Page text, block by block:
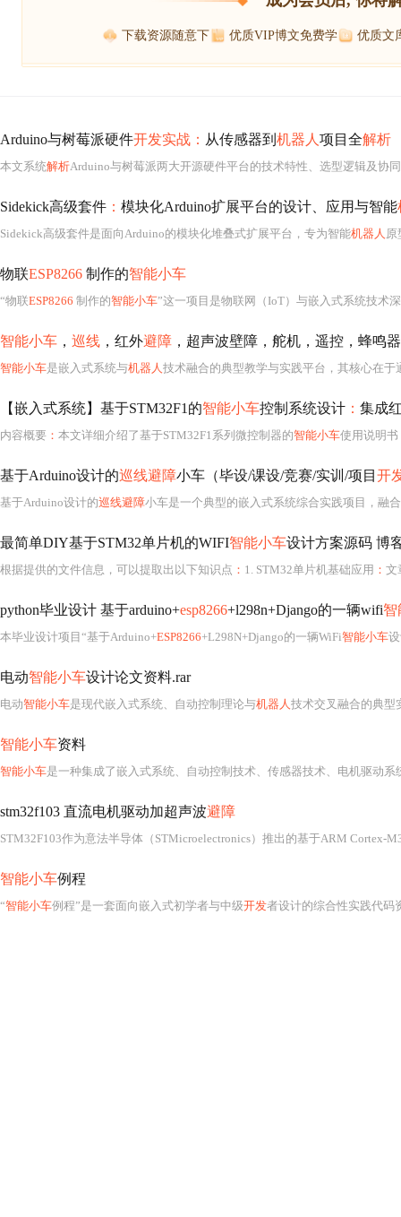
下载资源随意下 优质VIP博文免费学 优质文
Arduino与树莓派硬件开发实战： 从传感器到 机器人 项目全解析
本文系统解析Arduino与树莓派两大开源硬件平台的技术特性、选型逻辑及协同
Sidekick高级套件 ： 模块化Arduino扩展平台的设计、应用与智能
Sidekick高级套件是面向Arduino的模块化堆叠式扩展平台，专为智能机器人 原
物联ESP8266 制作的智能小车
“物联ESP8266 制作的智能小车”这一项目是物联网（IoT）与嵌入式系统技术深度融
智能小车 ， 巡线 ，红外避障 ，超声波壁障，舵机，遥控，蜂鸣
智能小车是嵌入式系统与机器人技术融合的典型教学与实践平台，其核心在于通过单片机（如STM32、Arduino、51单片机）作为主控制器，集成
【嵌入式系统】基于STM32F1的智能小车控制系统设计 ： 集成红外
内容概要 ： 本文详细介绍了基于STM32F1系列微控制器的智能小车使用说明书，涵盖产品概述、功能模块
基于Arduino设计的巡线避障小车（毕设/课设/竞赛/实训/项目 开
基于Arduino设计的巡线避障小车是一个典型的嵌入式系统综合实践项目，融合了硬件电路设计、传感器数据采集、实时控制算法、电机
最简单DIY基于STM32单片机的WIFI智能小车设计方案源码 博
根据提供的文件信息，可以提取出以下知识点 ： 1. STM32单片机基础应用 ： 文
python毕业设计 基于arduino+esp8266+l298n+Django的一辆wifi智
本毕业设计项目“基于Arduino+ESP8266+L298N+Django的一辆WiFi智能小车设计
电动智能小车设计论文资料.rar
电动智能小车是现代嵌入式系统、自动控制理论与机器人技术交叉融合的典型实践载体，其设计涵盖从底层硬件选型与电路搭建、传感器数
智能小车资料
智能小车是一种集成了嵌入式系统、自动控制技术、传感器技术、电机驱动系统以及软
stm32f103 直流电机驱动加超声波避障
智能小车例程
“智能小车例程”是一套面向嵌入式初学者与中级开发者设计的综合性实践代码资源，其核